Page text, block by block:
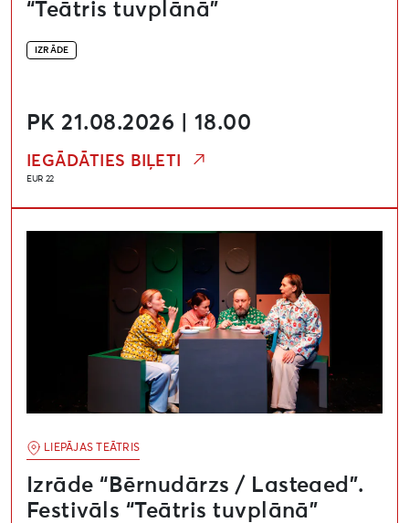
“Teātris tuvplānā”
IZRĀDE
PK 21.08.2026 | 18.00
IEGĀDĀTIES BIĻETI
EUR 22
LIEPĀJAS TEĀTRIS
Izrāde “Bērnudārzs / Lasteaed”.
Festivāls “Teātris tuvplānā”